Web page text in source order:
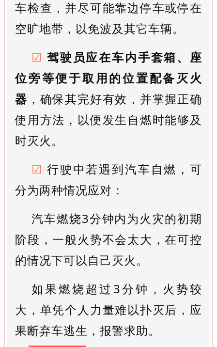
车检查，并尽可能靠边停车或停在
空旷地带，以免波及其它车辆。
☑ 驾驶员应在车内手套箱、座
位旁等便于取用的位置配备灭火
器 ，确保其完好有效，并掌握正确
使用方法，以便发生自燃时能够及
时灭火。
☑ 行驶中若遇到汽车自燃，可
分为两种情况应对：
汽车燃烧3分钟内为火灾的初期
阶段，一般火势不会太大，在可控
的情况下可以自己灭火。
如果燃烧超过3分钟，火势较
大，单凭个人力量难以扑灭后，应
果断弃车逃生，报警求助。